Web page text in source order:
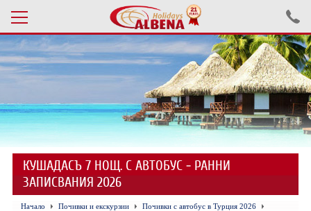
Проверка на резервация
ПОЧИВКИ С АВТОБУС 2026
ПОЧИВКИ СЪС САМОЛЕТ
ЕКСКУРЗИИ САМОЛЕТ
ЕКСКУРЗИИ АВТОБУС
КУШАДАСЪ 7 НОЩ. С АВТОБУС - РАННИ
ЗАПИСВАНИЯ 2026
Начало Почивки и екскурзии
Почивки с автобус в Турция 2026